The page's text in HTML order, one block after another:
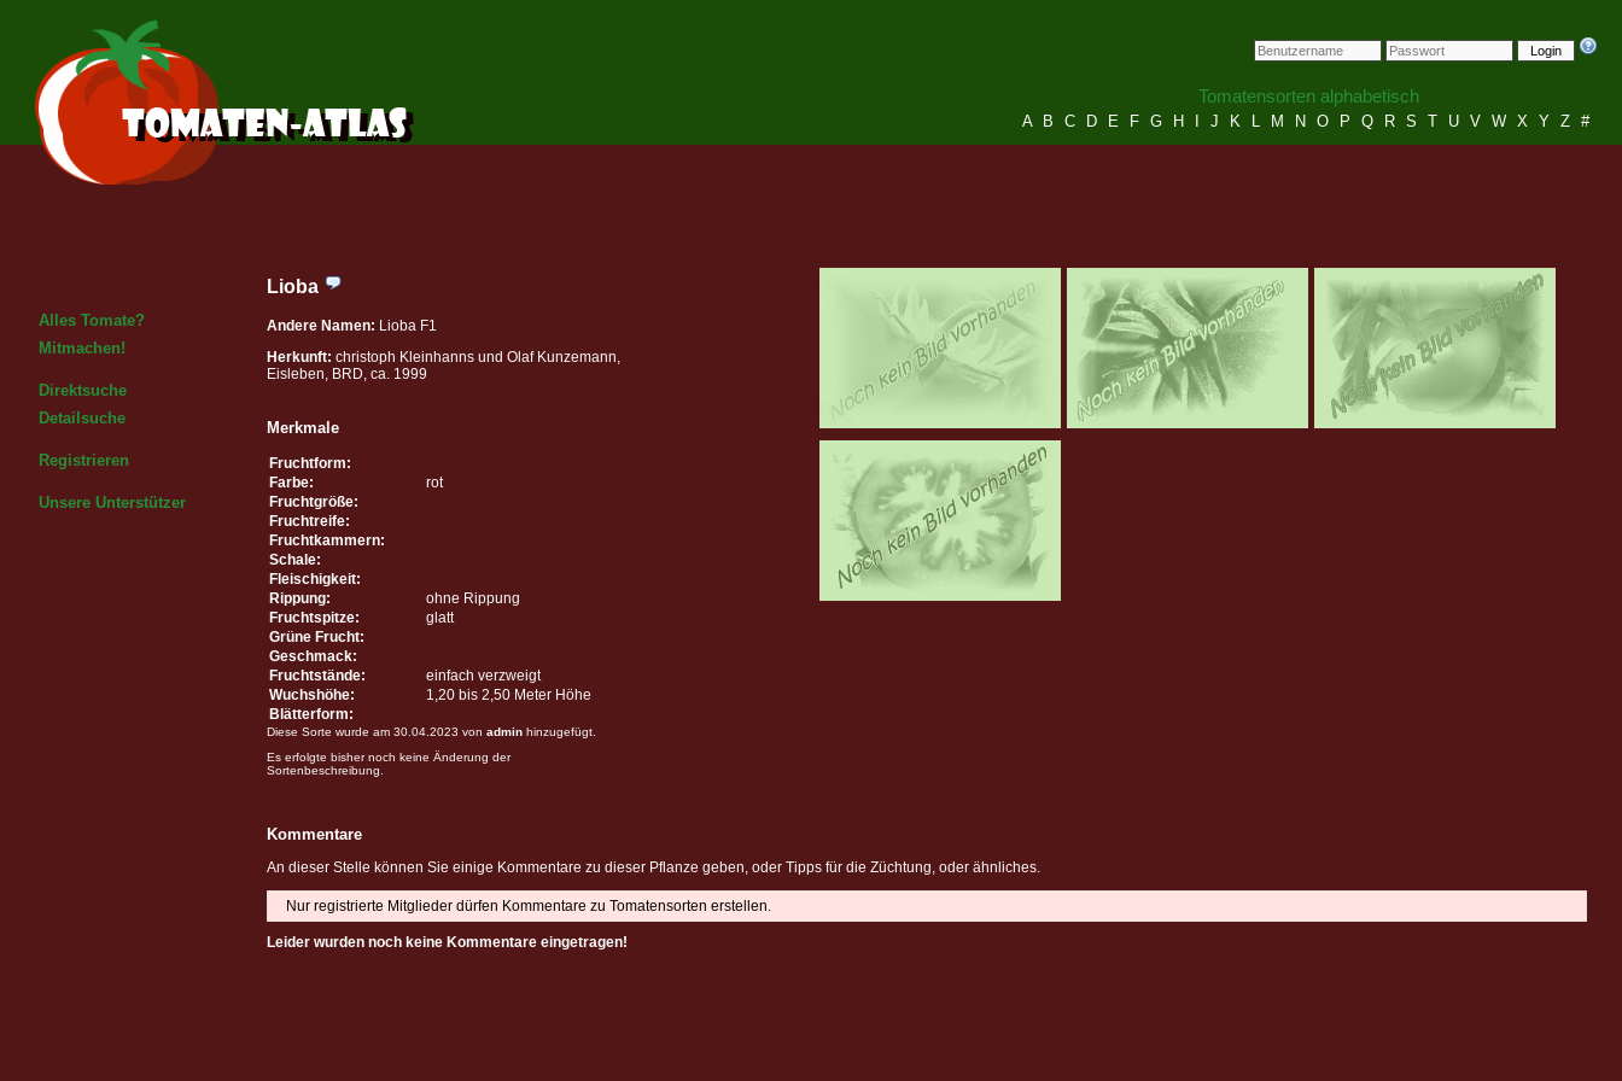
Login
Tomatensorten alphabetisch
A B C D E F G H J K L M N O P Q R S T U V W X Y Z #
Alles Tomate?
Mitmachen!
Direktsuche
Detailsuche
Registrieren
Unsere Unterstützer
Lioba
Andere Namen: Lioba F1
Herkunft: christoph Kleinhanns und Olaf Kunzemann,
Eisleben, BRD, ca. 1999
Merkmale
Fruchtform:
Farbe:
rot
Fruchtgröße:
Fruchtreife:
Fruchtkammern:
Schale:
Fleischigkeit:
Rippung:
ohne Rippung
Fruchtspitze:
glatt
Grüne Frucht:
Geschmack:
Fruchtstände:
einfach verzweigt
Wuchshöhe:
1,20 bis 2,50 Meter Höhe
Blätterform:
Diese Sorte wurde am 30.04.2023 von admin hinzugefügt.
Es erfolgte bisher noch keine Änderung der
Sortenbeschreibung.
Kommentare
An dieser Stelle können Sie einige Kommentare zu dieser Pflanze geben, oder Tipps für die Züchtung, oder ähnliches.
Nur registrierte Mitglieder dürfen Kommentare zu Tomatensorten erstellen.
Leider wurden noch keine Kommentare eingetragen!